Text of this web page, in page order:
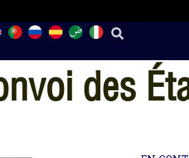
des